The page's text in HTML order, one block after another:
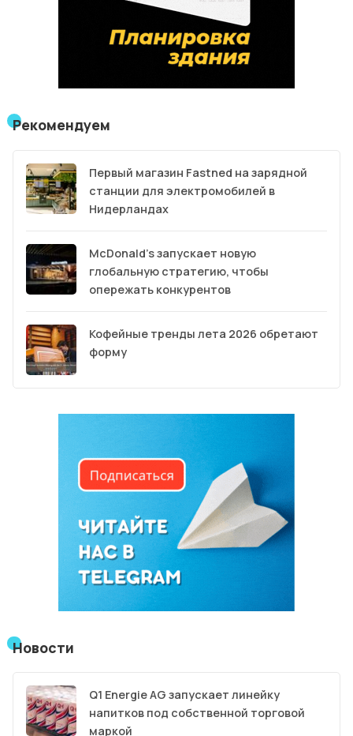
Рекомендуем
Первый магазин Fastned на зарядной
станции для электромобилей в
Нидерландах
McDonald’s запускает новую
глобальную стратегию, чтобы
опережать конкурентов
Кофейные тренды лета 2026 обретают
форму
Новости
Q1 Energie AG запускает линейку
напитков под собственной торговой
маркой